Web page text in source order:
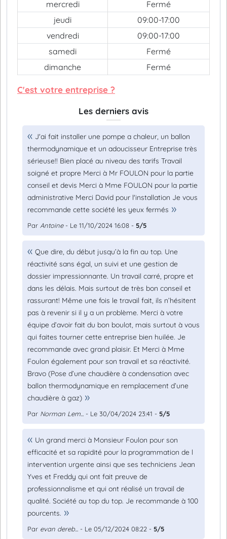
mercredi
Fermé
jeudi
09:00-17:00
vendredi
09:00-17:00
samedi
Fermé
dimanche
Fermé
C'est votre entreprise ?
Les derniers avis
J'ai fait installer une pompe a chaleur, un ballon
thermodynamique et un adoucisseur Entreprise très
sérieuse!! Bien placé au niveau des tarifs Travail
soigné et propre Merci à Mr FOULON pour la partie
conseil et devis Merci à Mme FOULON pour la partie
administrative Merci David pour l'installation Je vous
recommande cette société les yeux fermés
Par Antoine- Le 11/10/2024 16:08 - 5/5
Que dire, du début jusqu’à la fin au top. Une
réactivité sans égal, un suivi et une gestion de
dossier impressionnante. Un travail carré, propre et
dans les délais. Mais surtout de très bon conseil et
rassurant! Même une fois le travail fait, ils n’hésitent
pas à revenir si il y a un problème. Merci à votre
équipe d’avoir fait du bon boulot, mais surtout à vous
qui faites tourner cette entreprise bien huilée. Je
recommande avec grand plaisir. Et Merci à Mme
Foulon également pour son travail et sa réactivité.
Bravo (Pose d’une chaudière à condensation avec
ballon thermodynamique en remplacement d’une
chaudière à gaz)
Par Norman Lem... - Le 30/04/2024 23:41 - 5/5
Un grand merci à Monsieur Foulon pour son
efficacité et sa rapidité pour la programmation de l
intervention urgente ainsi que ses techniciens Jean
Yves et Freddy qui ont fait preuve de
professionnalisme et qui ont réalisé un travail de
qualité. Société au top du top. Je recommande à 100
pourcents.
Par evan dereb... - Le 05/12/2024 08:22 - 5/5